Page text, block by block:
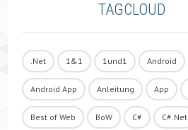
TAGCLOUD
.Net 1&1 1und1 Android
Android App Anleitung App
Best of Web BoW C# C#.Net